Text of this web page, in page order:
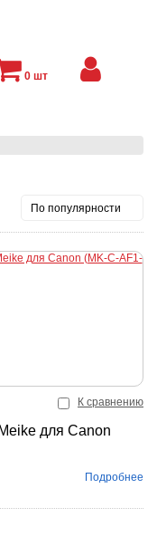
По популярности
К сравнению
для Canon
Подробнее
0 шт